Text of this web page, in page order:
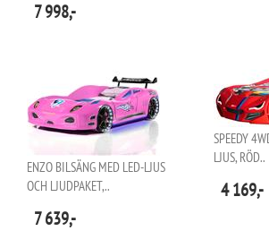
7 998,-
ENZO BILSÄNG MED LED-LJUS
OCH LJUDPAKET,..
7 639,-
SPEEDY
LJUS, RÖD..
4 169,-